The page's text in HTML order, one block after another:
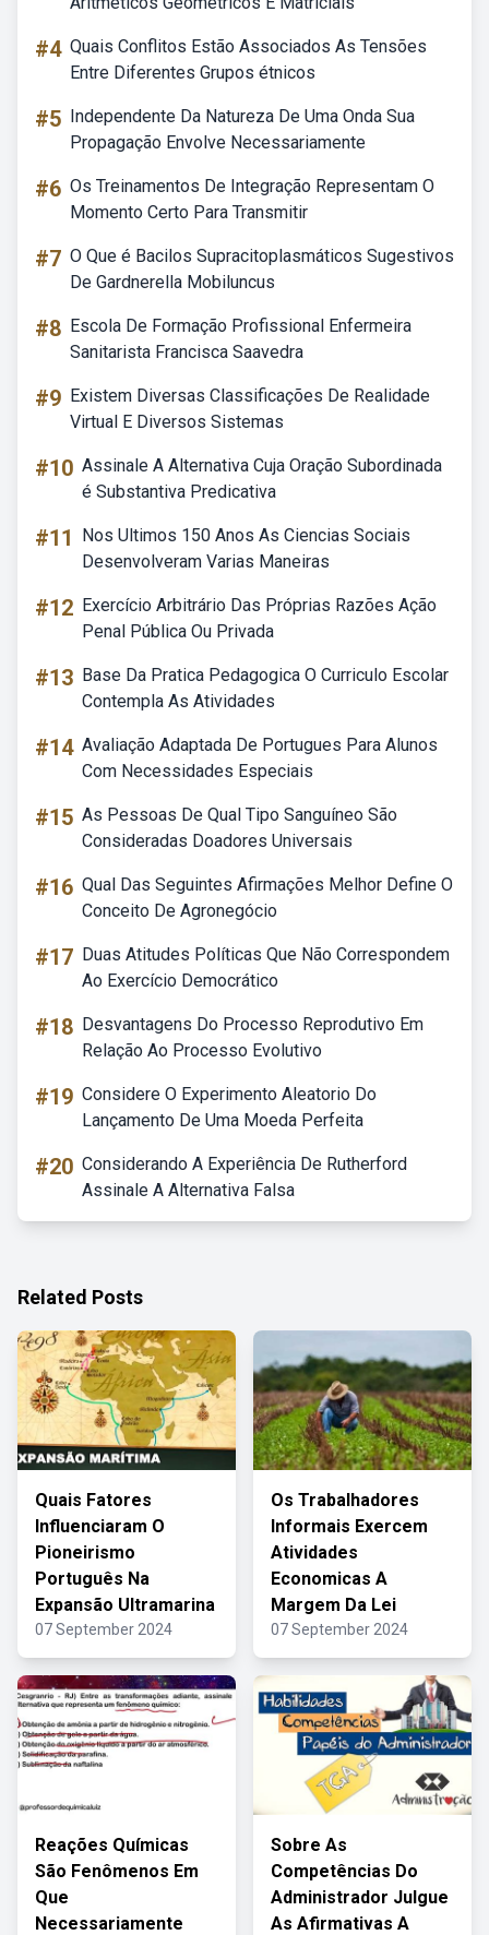
#4 Quais Conflitos Estão Associados As Tensões
Entre Diferentes Grupos étnicos
#5 Independente Da Natureza De Uma Onda Sua
Propagação Envolve Necessariamente
#6 Os Treinamentos De Integração Representam O
Momento Certo Para Transmitir
#7 O Que é Bacilos Supracitoplasmáticos Sugestivos
De Gardnerella Mobiluncus
#8 Escola De Formação Profissional Enfermeira
Sanitarista Francisca Saavedra
#9 Existem Diversas Classificações De Realidade
Virtual E Diversos Sistemas
#10 Assinale A Alternativa Cuja Oração Subordinada
é Substantiva Predicativa
#11
Nos Ultimos 150 Anos As Ciencias Sociais
Desenvolveram Varias Maneiras
#12 Exercício Arbitrário Das Próprias Razões Ação
Penal Pública Ou Privada
#13 Base Da Pratica Pedagogica O Curriculo Escolar
Contempla As Atividades
#14 Avaliação Adaptada De Portugues Para Alunos
Com Necessidades Especiais
#15 As Pessoas De Qual Tipo Sanguíneo São
Consideradas Doadores Universais
#16 Qual Das Seguintes Afirmações Melhor Define O
Conceito De Agronegócio
#17 Duas Atitudes Políticas Que Não Correspondem
Ao Exercício Democrático
#18 Desvantagens Do Processo Reprodutivo Em
Relação Ao Processo Evolutivo
#19 Considere O Experimento Aleatorio Do
Lançamento De Uma Moeda Perfeita
#20 Considerando A Experiência De Rutherford
Assinale A Alternativa Falsa
Related Posts
Quais Fatores
Influenciaram O
Pioneirismo
Português Na
Expansão Ultramarina
07 September 2024
Os Trabalhadores
Informais Exercem
Atividades
Economicas A
Margem Da Lei
07 September 2024
Reações Químicas
São Fenômenos Em
Que
Necessariamente
Sobre As
Competências Do
Administrador Julgue
As Afirmativas A